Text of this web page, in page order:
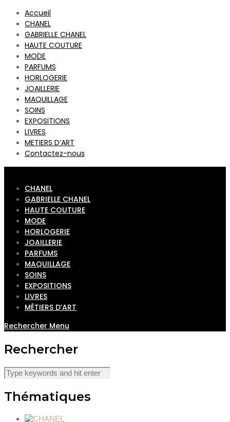
Accueil
CHANEL
GABRIELLE CHANEL
HAUTE COUTURE
MODE
PARFUMS
HORLOGERIE
JOAILLERIE
MAQUILLAGE
SOINS
EXPOSITIONS
LIVRES
METIERS D’ART
Contactez-nous
CHANEL
GABRIELLE CHANEL
HAUTE COUTURE
MODE
HORLOGERIE
JOAILLERIE
PARFUMS
MAQUILLAGE
SOINS
EXPOSITIONS
LIVRES
MÉTIERS D’ART
Rechercher Menu
Rechercher
Thématiques